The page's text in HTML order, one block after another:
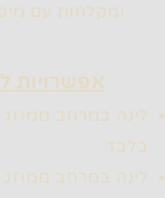
ומקלחות עם
:אפשרויות
לינה במרחב ממוזג
בלבד
לינה במרחב